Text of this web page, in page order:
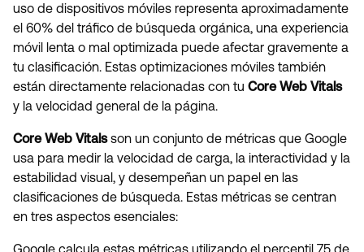
uso de dispositivos móviles representa aproximadamente
el 60% del tráfico de búsqueda orgánica, una experiencia
móvil lenta o mal optimizada puede afectar gravemente a
tu clasificación. Estas optimizaciones móviles también
están directamente relacionadas con tu Core Web Vitals
y la velocidad general de la página.
Core Web Vitalsson un conjunto de métricas que Google
usa para medir la velocidad de carga, la interactividad y la
estabilidad visual, y desempeñan un papel en las
clasificaciones de búsqueda. Estas métricas se centran
en tres aspectos esenciales:
Google calcula estas métricas utilizando el percentil 75 de